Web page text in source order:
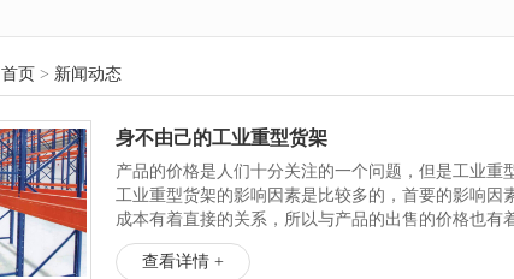
首页 > 新闻动态
身不由己的工业重型货架
产品的价格是人们十分关注的一个问题，但是工业重
工业重型货架的影响因素是比较多的，首要的影响
成本有着直接的关系，所以与产品的出售的价格也
货架的结构不同意...
查看详情 +